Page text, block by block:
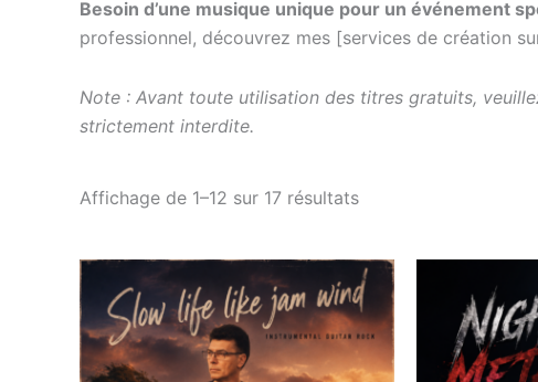
Besoin d’une musique unique pour un événement
professionnel, découvrez mes [services de création
Note : Avant toute utilisation des titres gratuits,
strictement interdite.
Affichage de 1–12 sur 17 résultats